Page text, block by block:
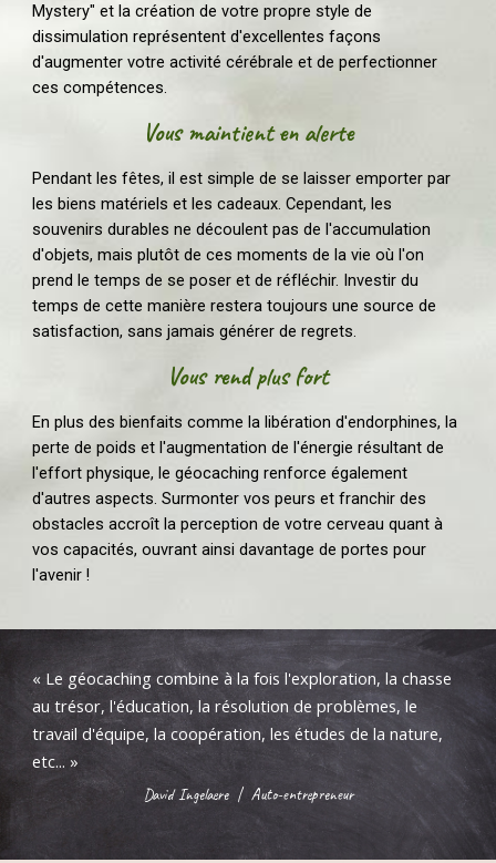
Mystery" et la création de votre propre style de
dissimulation représentent d'excellentes façons
d'augmenter votre activité cérébrale et de perfectionner
ces compétences.
Vous maintient en alerte
Pendant les fêtes, il est simple de se laisser emporter par
les biens matériels et les cadeaux. Cependant, les
souvenirs durables ne découlent pas de l'accumulation
d'objets, mais plutôt de ces moments de la vie où l'on
prend le temps de se poser et de réfléchir. Investir du
temps de cette manière restera toujours une source de
satisfaction, sans jamais générer de regrets.
Vous rend plus fort
En plus des bienfaits comme la libération d'endorphines, la
perte de poids et l'augmentation de l'énergie résultant de
l'effort physique, le géocaching renforce également
d'autres aspects. Surmonter vos peurs et franchir des
obstacles accroît la perception de votre cerveau quant à
vos capacités, ouvrant ainsi davantage de portes pour
l'avenir !
« Le géocaching combine à la fois l'exploration, la chasse
au trésor, l'éducation, la résolution de problèmes, le
travail d'équipe, la coopération, les études de la nature,
etc... »
David Ingelaere| Auto-entrepreneur